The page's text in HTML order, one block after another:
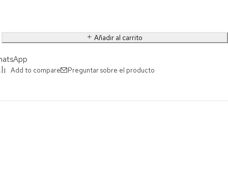
Añadir al carrito
Preguntar sobre el producto